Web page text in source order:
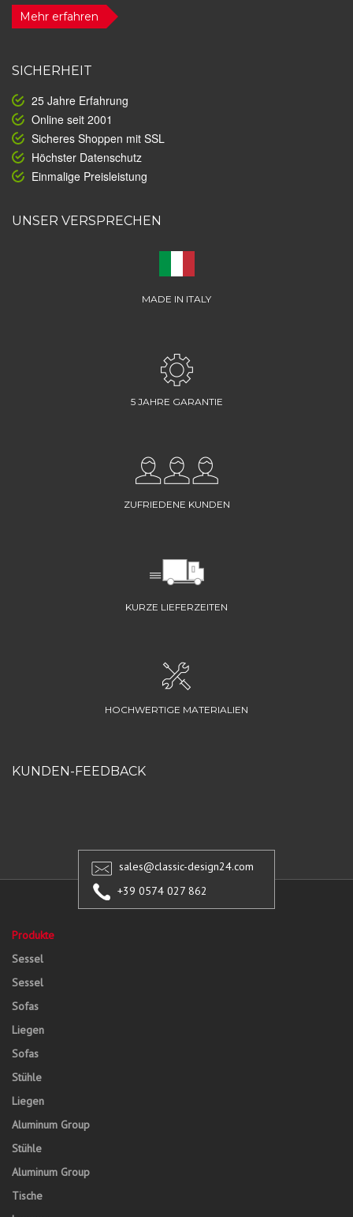
Mehr erfahren
SICHERHEIT
25 Jahre Erfahrung
Online seit 2001
Sicheres Shoppen mit SSL
Höchster Datenschutz
Einmalige Preisleistung
UNSER VERSPRECHEN
MADE IN ITALY
5 JAHRE GARANTIE
ZUFRIEDENE KUNDEN
KURZE LIEFERZEITEN
HOCHWERTIGE MATERIALIEN
KUNDEN-FEEDBACK
sales@classic-design24.com
+39 0574 027 862
Produkte
Sessel
Sessel
Sofas
Liegen
Sofas
Stühle
Liegen
Aluminum Group
Stühle
Aluminum Group
Tische